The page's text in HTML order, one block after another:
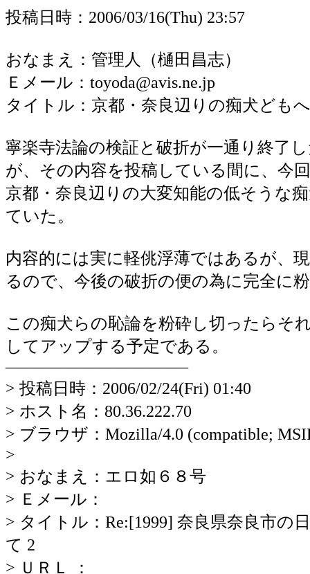
投稿日時：2006/03/16(Thu) 23:57
おなまえ：管理人（樋田昌志）
Ｅメール：toyoda@avis.ne.jp
タイトル：京都・奈良辺りの痴犬ども
寧楽寺法論の検証と破折が一通り終了
が、その内容を投稿している間に、今
京都・奈良辺りの大変知能の低そうな
ていた。
内容的には実に軽佻浮薄ではあるが、
るので、今後の破折の便の為に完全に
この痴犬らの恥論を粉砕し切ったら
してアップする予定である。
―――――――――――
> 投稿日時：2006/02/24(Fri) 01:40
> ホスト名：80.36.222.70
> ブラウザ：Mozilla/4.0 (compatible;
>
> おなまえ：エロ如６８号
> Ｅメール：
> タイトル：Re:[1999] 奈良県奈良市の
て 2
> ＵＲＬ ：